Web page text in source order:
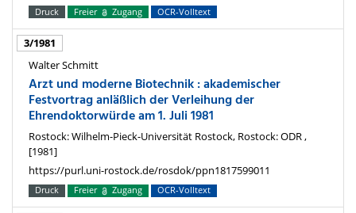
Druck Freier Zugang OCR-Volltext
3/1981
Walter Schmitt
Arzt und moderne Biotechnik : akademischer
Festvortrag anläßlich der Verleihung der
Ehrendoktorwürde am 1. Juli 1981
Rostock: Wilhelm-Pieck-Universität Rostock, Rostock: ODR ,
[1981]
https://purl.uni-rostock.de/rosdok/ppn1817599011
Druck Freier Zugang OCR-Volltext